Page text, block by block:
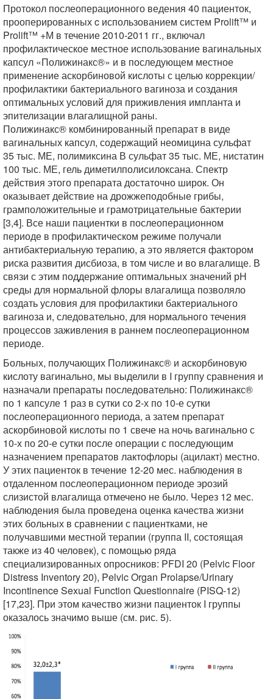
Протокол послеоперационного ведения 40 пациенток,
прооперированных c использованием систем Prolift™ и
Prolift™ +М в течение 2010-2011 гг., включал
профилактическое местное использование вагинальных
капсул «Полижинакс®» и в последующем местное
применение аскорбиновой кислоты с целью коррекции/
профилактики бактериального вагиноза и создания
оптимальных условий для приживления импланта и
эпителизации влагалищной раны.
Полижинакс® комбинированный препарат в виде
вагинальных капсул, содержащий неомицина сульфат
35 тыс. МЕ, полимиксина В сульфат 35 тыс. МЕ, нистатин
100 тыс. МЕ, гель диметилполисилоксана. Спектр
действия этого препарата достаточно широк. Он
оказывает действие на дрожжеподобные грибы,
грамположительные и грамотрицательные бактерии
[3,4]. Все наши пациентки в послеоперационном
периоде в профилактическом режиме получали
антибактериальную терапию, а это является фактором
риска развития дисбиоза, в том числе и во влагалище. В
связи с этим поддержание оптимальных значений рН
среды для нормальной флоры влагалища позволяло
создать условия для профилактики бактериального
вагиноза и, следовательно, для нормального течения
процессов заживления в раннем послеоперационном
периоде.
Больных, получающих Полижинакс® и аскорбиновую
кислоту вагинально, мы выделили в I группу сравнения и
назначали препараты последовательно: Полижинакс®
по 1 капсуле 1 раз в сутки со 2-х по 10-е сутки
послеоперационного периода, а затем препарат
аскорбиновой кислоты по 1 свече на ночь вагинально с
10-х по 20-е сутки после операции с последующим
назначением препаратов лактофлоры (ацилакт) местно.
У этих пациенток в течение 12-20 мес. наблюдения в
отдаленном послеоперационном периоде эрозий
слизистой влагалища отмечено не было. Через 12 мес.
наблюдения была проведена оценка качества жизни
этих больных в сравнении с пациентками, не
получавшими местной терапии (группа II, состоящая
также из 40 человек), с помощью ряда
специализированных опросников: PFDI 20 (Pelvic Floor
Distress Inventory 20), Pelvic Organ Prolapse/Urinary
Incontinence Sexual Function Questionnaire (PISQ-12)
[17,23]. При этом качество жизни пациенток I группы
оказалось значимо выше (см. рис. 5).